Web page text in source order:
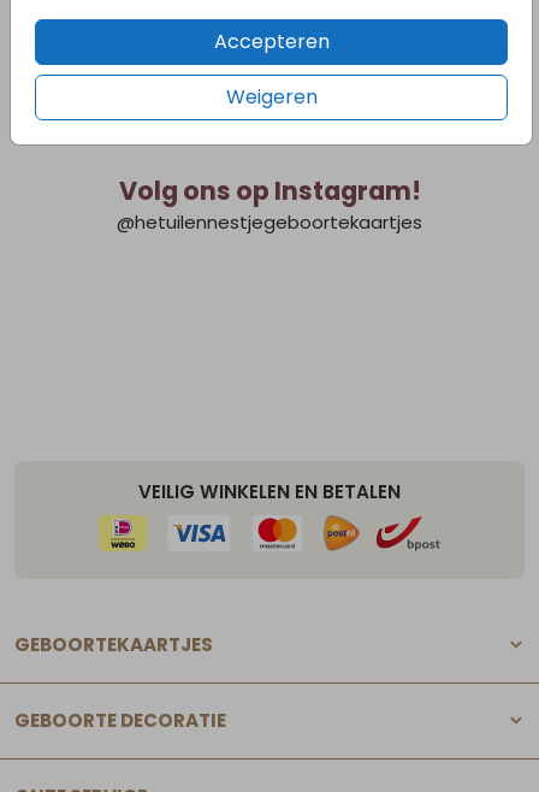
Accepteren
Weigeren
Volg ons op Instagram!
@hetuilennestjegeboortekaartjes
VEILIG WINKELEN EN BETALEN
GEBOORTEKAARTJES
GEBOORTE DECORATIE